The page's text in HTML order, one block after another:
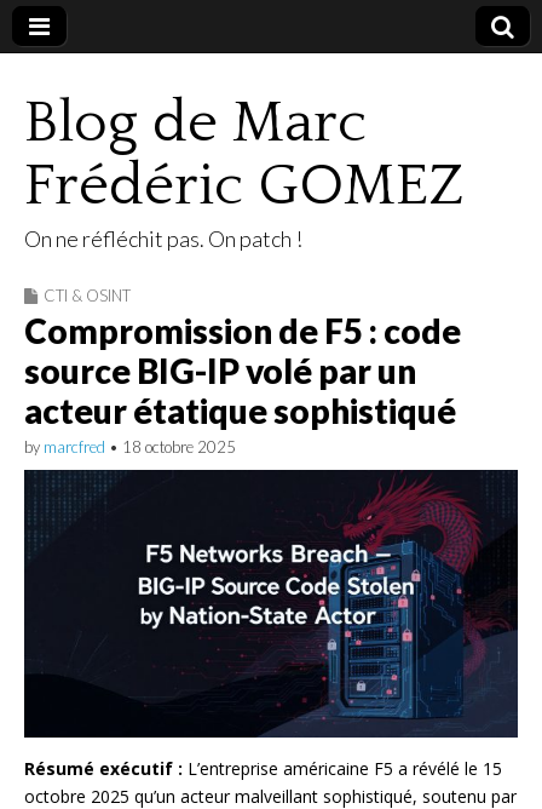
Blog de Marc
Frédéric GOMEZ
On ne réfléchit pas. On patch !
CTI & OSINT
Compromission de F5 : code
source BIG-IP volé par un
acteur étatique sophistiqué
by marcfred • 18 octobre 2025
Résumé exécutif : L’entreprise américaine F5 a révélé le 15
octobre 2025 qu’un acteur malveillant sophistiqué, soutenu par